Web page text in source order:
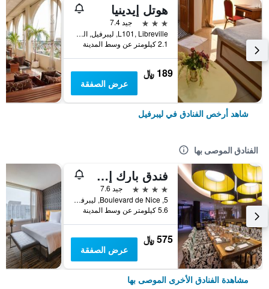
هوتل إيدينيا
3 نجوم
جيد 7.4
L101, Libreville, ليبرفيل, الغابون
2.1 كيلومتر عن وسط المدينة
189 ﷼
عرض الصفقة
شاهد أرخص الفنادق في ليبرفيل
الفنادق الموصى بها
فندق بارك إن باي راديسون ليبريفيل
4 نجوم
جيد 7.6
5, Boulevard de Nice, ليبرفيل, الغابون
5.6 كيلومتر عن وسط المدينة
575 ﷼
عرض الصفقة
مشاهدة الفنادق الأخرى الموصى بها